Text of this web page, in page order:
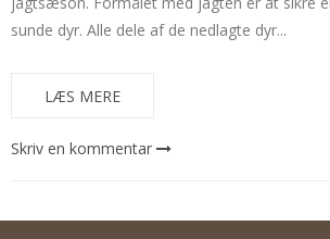
sunde dyr. Alle dele af de nedlagte dyr...
LÆS MERE
Skriv en kommentar